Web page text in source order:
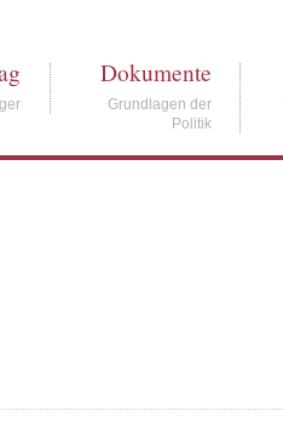
Dokumente
Grundlagen der
Politik